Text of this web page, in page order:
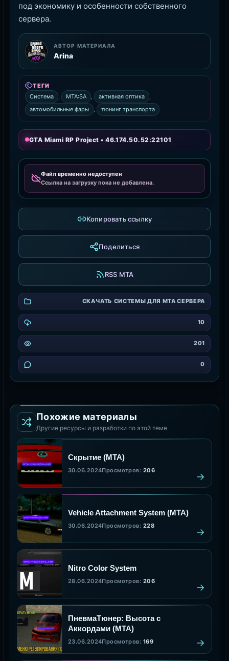
под экономику и особенности собственного
сервера.
АВТОР МАТЕРИАЛА
Arina
ТЕГИ
Система
, MTA:SA , активная оптика
,
автомобильные фары
, тюнинг транспорта
GTA Miami RP Project • 46.174.50.52:22101
Файл временно недоступен
Ссылка на загрузку пока не добавлена.
Копировать ссылку
Поделиться
RSS MTA
СКАЧАТЬ СИСТЕМЫ ДЛЯ MTA СЕРВЕРА
10
201
0
Похожие материалы
Другие ресурсы и разработки по этой теме
Скрытие (MTA)
30.06.2024Просмотров: 206
Vehicle Attachment System (MTA)
30.06.2024Просмотров: 228
Nitro Color System
28.06.2024Просмотров: 206
ПневмаТюнер: Высота с
Аккордами (MTA)
23.06.2024Просмотров: 169